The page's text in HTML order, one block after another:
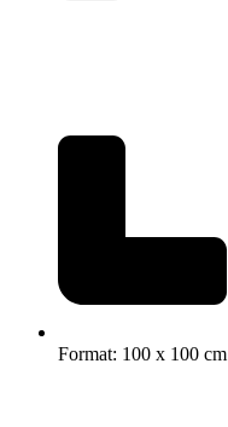
Format: 100 x 100 cm